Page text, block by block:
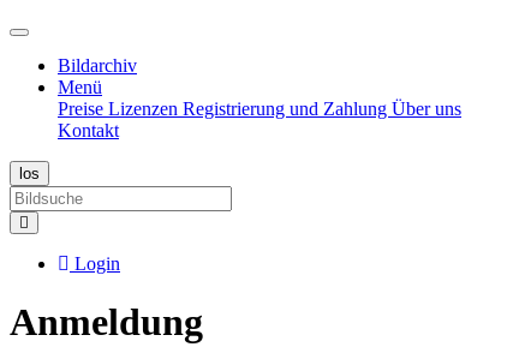
Bildarchiv
Menü
Preise Lizenzen Registrierung und Zahlung Über uns
Kontakt
Login
Anmeldung